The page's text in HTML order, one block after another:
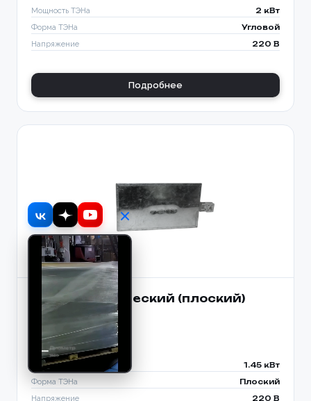
Мощность ТЭНа 2 кВт
Форма ТЭНа Угловой
Напряжение 220 В
Подробнее
ТЭН металлический (плоский)
285*165
2 880 руб
Мощность ТЭНа 1.45 кВт
Форма ТЭНа Плоский
Напряжение 220 В